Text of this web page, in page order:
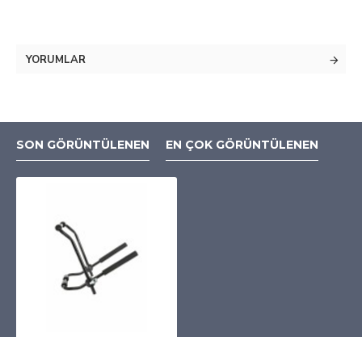
YORUMLAR
SON GÖRÜNTÜLENEN EN ÇOK GÖRÜNTÜLENEN